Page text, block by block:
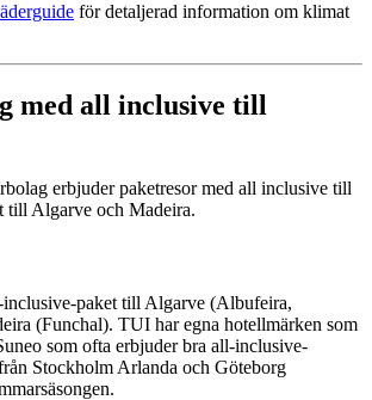
för detaljerad information om klimat
med all inclusive till
erbjuder paketresor med all inclusive till
till Algarve och Madeira.
inclusive-paket till Algarve (Albufeira,
(Funchal). TUI har egna hotellmärken som
som ofta erbjuder bra all-inclusive-
Stockholm Arlanda och Göteborg